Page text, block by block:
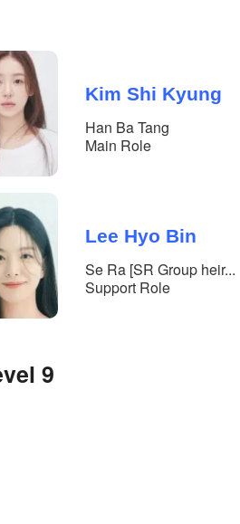
Kim Shi Kyung
Han Ba Tang
Main Role
Lee Hyo Bin
Se Ra [SR Group heir...
Support Role
9